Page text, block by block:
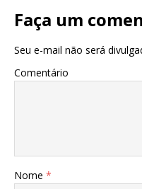
Faça um
Seu e-mail não será
Comentário
Nome *